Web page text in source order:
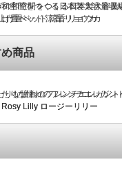
空間をつくる日本製大容量収
げ畳ベッド 涼香 リョウカ
商品
りな憧れのフレンチエレガン
Rosy Lilly ロージーリリー